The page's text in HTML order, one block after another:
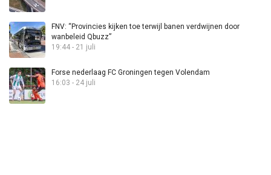
FNV: “Provincies kijken toe terwijl banen verdwijnen door
wanbeleid Qbuzz”
19:44 - 21 juli
Forse nederlaag FC Groningen tegen Volendam
16:03 - 24 juli